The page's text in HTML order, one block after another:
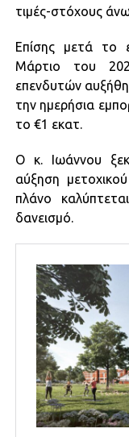
τιμές-στόχους
Επίσης μετά το
Μάρτιο του
επενδυτών
την ημερήσια
το €1 εκατ.
Ο κ. Ιωάννου
αύξηση
πλάνο
δανεισμό.